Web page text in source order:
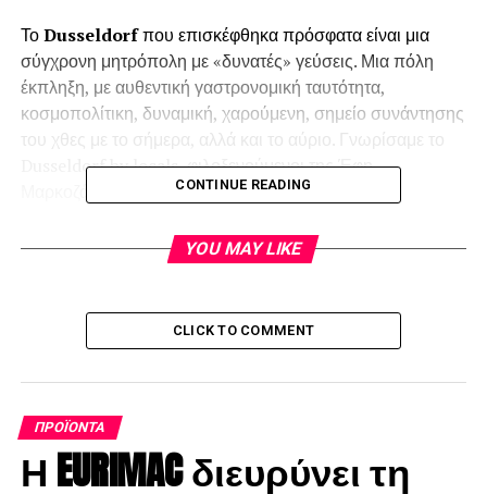
ΤοDusseldorfπου επισκέφθηκα πρόσφατα είναι μια
σύγχρονη μητρόπολη με «δυνατές» γεύσεις. Μια πόλη
έκπληξη, με αυθεντική γαστρονομική ταυτότητα,
κοσμοπολίτικη, δυναμική, χαρούμενη, σημείο συνάντησης
του χθες με το σήμερα, αλλά και το αύριο. Γνωρίσαμε το
Dusseldorf by locals, φιλοξενούμενοι της Έφη
Μαρκοζάνες, που ζει εδώ 25 χρόνια.
μεγαλύτερο μπαρ
του κόσμου, αφού
260 bar-
μπυραρίες, κρυμμένα σε κουκλίστικα κτήρια με
λιθόστρωτα, μονοπάτια γεύσης. Αρώματα, χρώματα,
CONTINUE READING
YOU MAY LIKE
CLICK TO COMMENT
ΠΡΟΪΌΝΤΑ
Η EURIMAC διευρύνει τη